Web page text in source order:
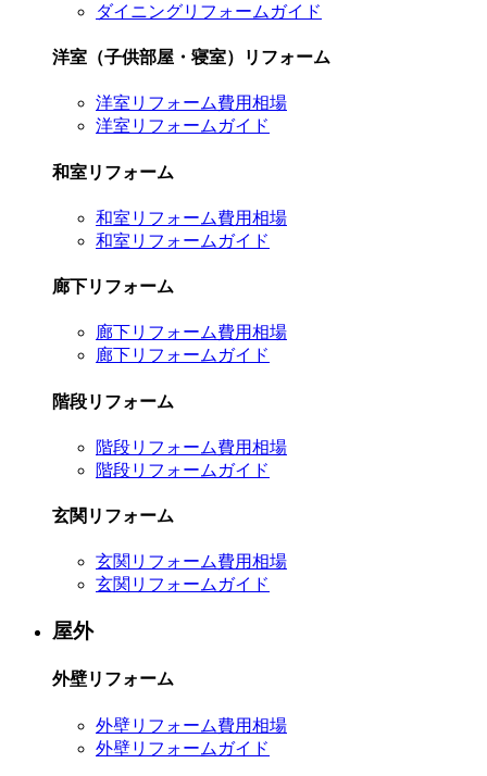
ダイニングリフォームガイド
洋室（子供部屋・寝室）リフォーム
洋室リフォーム費用相場
洋室リフォームガイド
和室リフォーム
和室リフォーム費用相場
和室リフォームガイド
廊下リフォーム
廊下リフォーム費用相場
廊下リフォームガイド
階段リフォーム
階段リフォーム費用相場
階段リフォームガイド
玄関リフォーム
玄関リフォーム費用相場
玄関リフォームガイド
屋外
外壁リフォーム
外壁リフォーム費用相場
外壁リフォームガイド